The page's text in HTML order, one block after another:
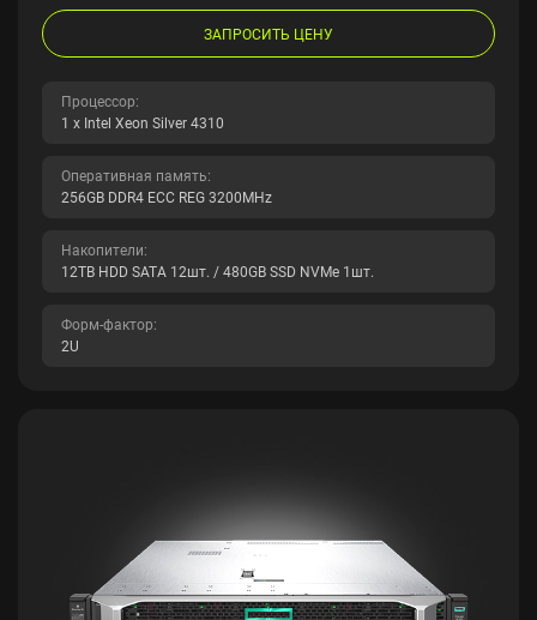
ЗАПРОСИТЬ ЦЕНУ
Процессор:
1 x Intel Xeon Silver 4310
Оперативная память:
256GB DDR4 ECC REG 3200MHz
Накопители:
12TB HDD SATA 12шт. / 480GB SSD NVMe 1шт.
Форм-фактор:
2U